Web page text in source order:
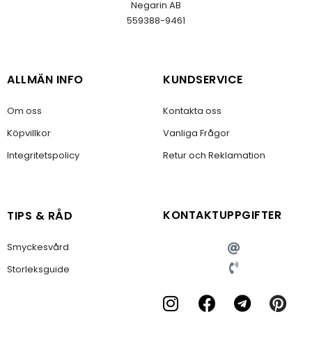
Negarin AB
559388-9461
ALLMÄN INFO
Om oss
Köpvillkor
Integritetspolicy
KUNDSERVICE
Kontakta oss
Vanliga Frågor
Retur och Reklamation
TIPS & RÅD
Smyckesvård
Storleksguide
KONTAKTUPPGIFTER